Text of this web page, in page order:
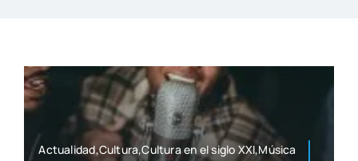
Actualidad,Cultura,Cultura en el siglo XXI,Música